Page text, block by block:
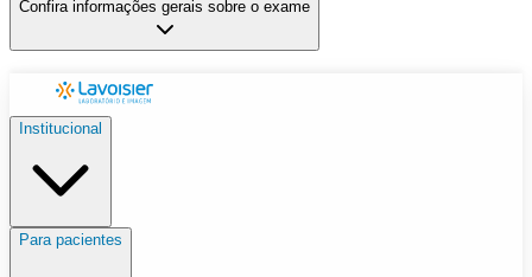
Confira informações gerais sobre o exame
Institucional
Para pacientes